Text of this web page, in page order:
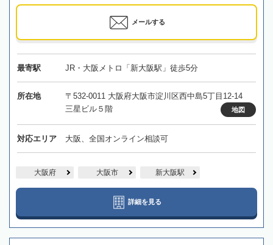
メールする
最寄駅 JR・大阪メトロ「新大阪駅」徒歩5分
所在地
〒532-0011 大阪府大阪市淀川区西中島5丁目12-14
三星ビル５階
地図
対応エリア 大阪、全国オンライン相談可
大阪府 大阪市 新大阪駅
詳細を見る